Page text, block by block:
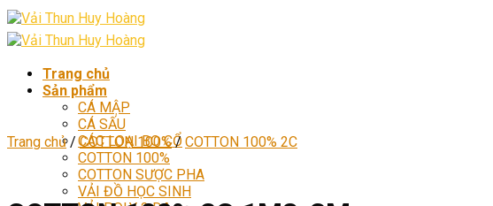
Skip
to
content
Trang chủ
Sản phẩm
CÁ MẬP
CÁ SẤU
CÁC LOẠI BO CỔ
COTTON 100%
COTTON SƯỢC PHA
VẢI ĐỒ HỌC SINH
Trang chủ / COTTON 100% / COTTON 100% 2C